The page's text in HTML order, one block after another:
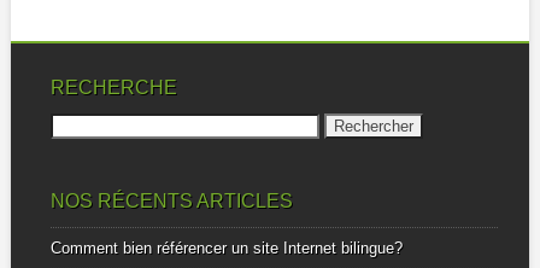
RECHERCHE
NOS RÉCENTS ARTICLES
Comment bien référencer un site Internet bilingue?